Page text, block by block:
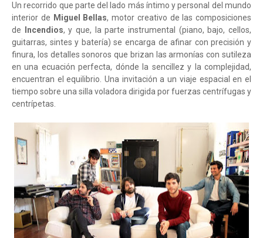
Un recorrido que parte del lado más íntimo y personal del mundo
interior de Miguel Bellas, motor creativo de las composiciones
de
Incendios, y que, la parte instrumental (piano, bajo, cellos,
guitarras, sintes y batería) se encarga de afinar con precisión y
finura, los detalles sonoros que brizan las armonías con sutileza
en una ecuación perfecta, dónde la sencillez y la complejidad,
encuentran el equilibrio. Una invitación a un viaje espacial en el
tiempo sobre una silla voladora dirigida por fuerzas centrífugas y
centrípetas.